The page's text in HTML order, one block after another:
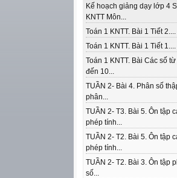
Kế hoạch giảng dạy lớp 4
KNTT Môn...
Toán 1 KNTT. Bài 1 Tiết 2....
Toán 1 KNTT. Bài 1 Tiết 1....
Toán 1 KNTT. Bài Các số
đến 10...
TUẦN 2- Bài 4. Phân số
phân...
TUẦN 2- T3. Bài 5. Ôn tập
phép tính...
TUẦN 2- T2. Bài 5. Ôn tập
phép tính...
TUẦN 2- T2. Bài 3. Ôn tập
số...